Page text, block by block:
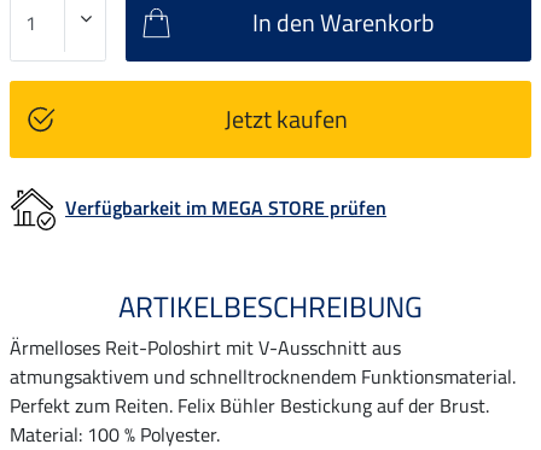
In den Warenkorb
Jetzt kaufen
Verfügbarkeit im MEGA STORE prüfen
ARTIKELBESCHREIBUNG
Ärmelloses Reit-Poloshirt mit V-Ausschnitt aus
atmungsaktivem und schnelltrocknendem Funktionsmaterial.
Perfekt zum Reiten. Felix Bühler Bestickung auf der Brust.
Material: 100 % Polyester.